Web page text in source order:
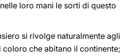
loro mani le sorti di questo
si rivolge naturalmente agli
coloro che abitano il continente;